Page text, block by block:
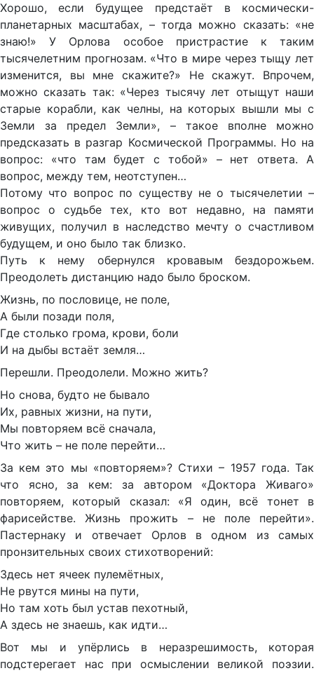
Хорошо, если будущее предстаёт в космически-
планетарных масштабах, – тогда можно сказать: «не
знаю!» У Орлова особое пристрастие к таким
тысячелетним прогнозам. «Что в мире через тыщу лет
изменится, вы мне скажите?» Не скажут. Впрочем,
можно сказать так: «Через тысячу лет отыщут наши
старые корабли, как челны, на которых вышли мы с
Земли за предел Земли», – такое вполне можно
предсказать в разгар Космической Программы. Но на
вопрос: «что там будет с тобой» – нет ответа. А
вопрос, между тем, неотступен…
Потому что вопрос по существу не о тысячелетии –
вопрос о судьбе тех, кто вот недавно, на памяти
живущих, получил в наследство мечту о счастливом
будущем, и оно было так близко.
Путь к нему обернулся кровавым бездорожьем.
Преодолеть дистанцию надо было броском.
Жизнь, по пословице, не поле,
А были позади поля,
Где столько грома, крови, боли
И на дыбы встаёт земля…
Перешли. Преодолели. Можно жить?
Но снова, будто не бывало
Их, равных жизни, на пути,
Мы повторяем всё сначала,
Что жить – не поле перейти…
За кем это мы «повторяем»? Стихи – 1957 года. Так
что ясно, за кем: за автором «Доктора Живаго»
повторяем, который сказал: «Я один, всё тонет в
фарисействе. Жизнь прожить – не поле перейти».
Пастернаку и отвечает Орлов в одном из самых
пронзительных своих стихотворений:
Здесь нет ячеек пулемётных,
Не рвутся мины на пути,
Но там хоть был устав пехотный,
А здесь не знаешь, как идти…
Вот мы и упёрлись в неразрешимость, которая
подстерегает нас при осмыслении великой поэзии.